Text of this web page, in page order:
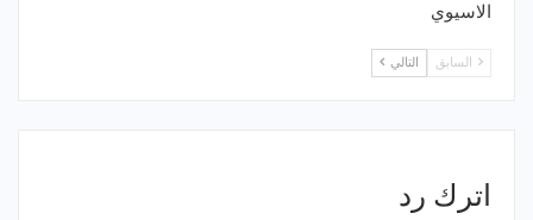
الاسيوي
السابق التالي
اترك رد